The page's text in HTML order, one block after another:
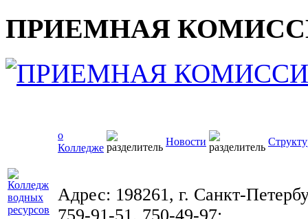
ПРИЕМНАЯ
о
Колледже
Новости
Адрес: 198261, г. Санкт-